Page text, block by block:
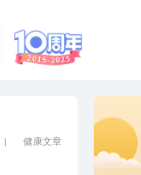
健康文章